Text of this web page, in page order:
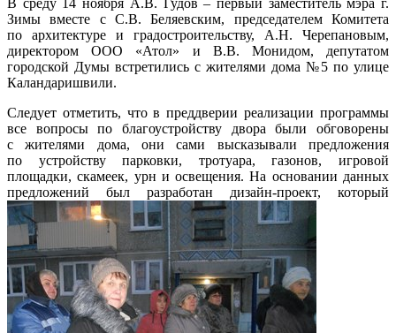
Зимы вместе с С.В. Беляевским, председателем Комитета
по архитектуре и градостроительству, А.Н. Черепановым,
директором ООО «Атол» и В.В. Монидом, депутатом
городской Думы встретились с жителями дома №5 по улице
Каландаришвили.
Следует отметить, что в преддверии реализации программы
все вопросы по благоустройству двора были обговорены
с жителями дома, они сами высказывали предложения
по устройству парковки, тротуара, газонов, игровой
площадки, скамеек, урн и освещения. На основании данных
предложений был разработан дизайн-проект, который